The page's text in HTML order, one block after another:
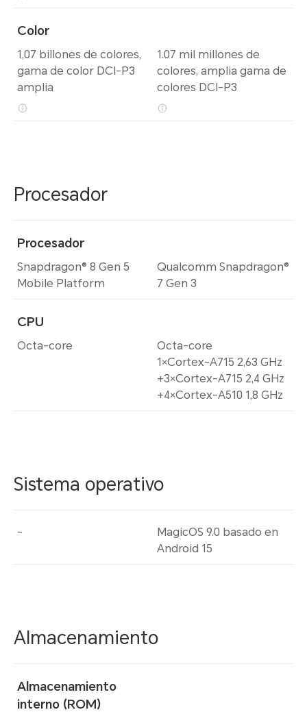
Color
1,07 billones de colores,
gama de color DCI-P3
amplia
1.07 mil millones de
colores, amplia gama de
colores DCI-P3
Procesador
Procesador
Snapdragon® 8 Gen 5
Mobile Platform
CPU
Octa-core
Qualcomm Snapdragon®
7 Gen 3
Octa-core
1×Cortex-A715 2,63 GHz
+3×Cortex-A715 2,4 GHz
+4×Cortex-A510 1,8 GHz
Sistema operativo
-
MagicOS 9.0 basado en
Android 15
Almacenamiento
Almacenamiento
interno (ROM)